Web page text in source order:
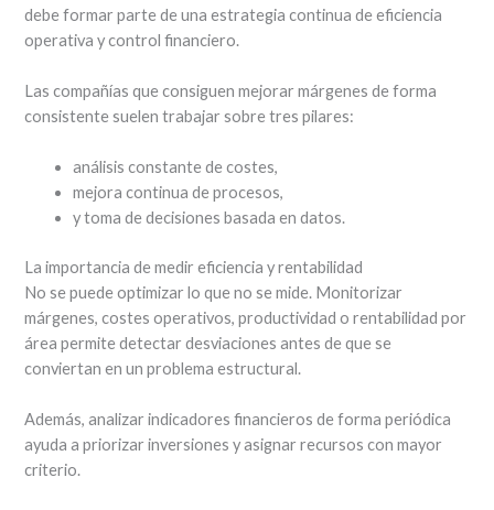
debe formar parte de una estrategia continua de eficiencia
operativa y control financiero.
Las compañías que consiguen mejorar márgenes de forma
consistente suelen trabajar sobre tres pilares:
análisis constante de costes,
mejora continua de procesos,
y toma de decisiones basada en datos.
La importancia de medir eficiencia y rentabilidad
No se puede optimizar lo que no se mide. Monitorizar
márgenes, costes operativos, productividad o rentabilidad por
área permite detectar desviaciones antes de que se
conviertan en un problema estructural.
Además, analizar indicadores financieros de forma periódica
ayuda a priorizar inversiones y asignar recursos con mayor
criterio.